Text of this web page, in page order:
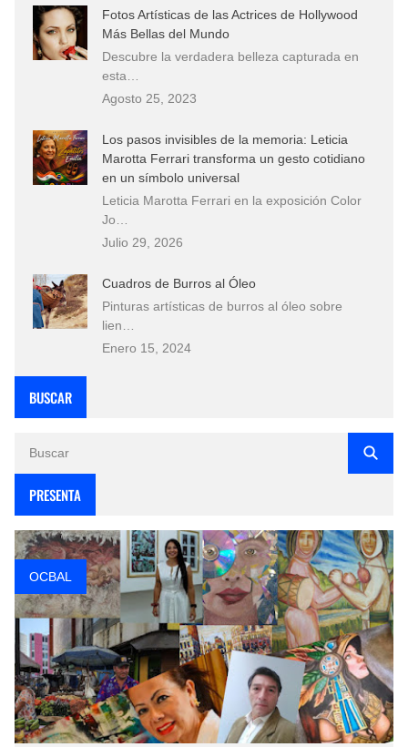
Fotos Artísticas de las Actrices de Hollywood
Más Bellas del Mundo
Descubre la verdadera belleza capturada en
esta…
Agosto 25, 2023
Los pasos invisibles de la memoria: Leticia
Marotta Ferrari transforma un gesto cotidiano
en un símbolo universal
Leticia Marotta Ferrari en la exposición Color
Jo…
Julio 29, 2026
Cuadros de Burros al Óleo
Pinturas artísticas de burros al óleo sobre
lien…
Enero 15, 2024
BUSCAR
PRESENTA
OCBAL